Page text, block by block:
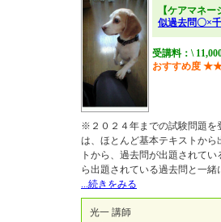
【ケアマネー
似過去問〇×
受講料：\
おすすめ度 ★
※２０２４年までの試験問題を
は、ほとんど基本テキストか
トから、過去問が出題されて
ら出題されている過去問と一
...続きをみる
光一 講師